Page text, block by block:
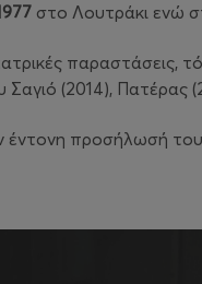
στο Λουτράκι ενώ
Σαγιό (2014), Πατέρας
έντονη προσήλωσή